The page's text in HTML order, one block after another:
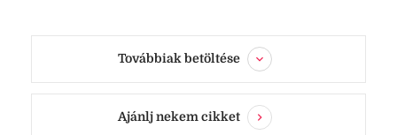
Továbbiak betöltése
Ajánlj nekem cikket